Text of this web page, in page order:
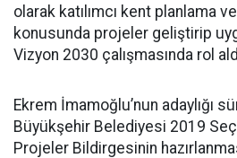
olarak katılımcı kent planlama
konusunda projeler geliştirip
Vizyon 2030 çalışmasında rol
Ekrem İmamoğlu’nun adaylığı
Büyükşehir Belediyesi 2019
Projeler Bildirgesinin